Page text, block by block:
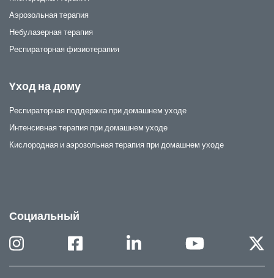
Аэрозольная терапия
Небулазерная терапия
Респираторная физиотерапия
Yход на дому
Респираторная поддержка при домашнем уходе
Интенсивная терапия при домашнем уходе
Кислородная и аэрозольная терапия при домашнем уходе
Социальный